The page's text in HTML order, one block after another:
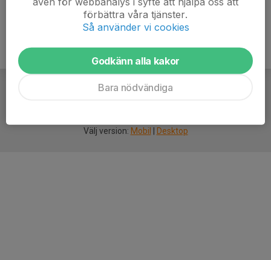
Välj version: Mobil Desktop
förbättra våra tjänster.
Så använder vi cookies
Godkänn alla kakor
Bara nödvändiga